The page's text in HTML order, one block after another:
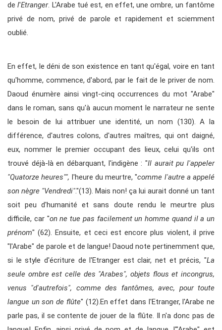
del'Etranger. L'Arabe tué est, en effet, une ombre, un fantôme
privé de nom, privé de parole et rapidement et sciemment
oublié.
En effet, le déni de son existence en tant qu'égal, voire en tant
qu'homme, commence, d'abord, par le fait de le priver de nom.
Daoud énumère ainsi vingt-cinq occurrences du mot "Arabe"
dans le roman, sans qu'à aucun moment le narrateur ne sente
le besoin de lui attribuer une identité, un nom (130). A la
différence, d'autres colons, d'autres maîtres, qui ont daigné,
eux, nommer le premier occupant des lieux, celui qu'ils ont
trouvé déjà-là en débarquant, l'indigène : "Il aurait pu l'appeler
"Quatorze heures"", l'heure du meurtre, "comme l'autre a appelé
son nègre "Vendredi"."(13). Mais non! ça lui aurait donné un tant
soit peu d'humanité et sans doute rendu le meurtre plus
difficile, car "on ne tue pas facilement un homme quand il a un
prénom" (62). Ensuite, et ceci est encore plus violent, il prive
"l'Arabe" de parole et de langue! Daoud note pertinemment que,
si le style d'écriture de l'Etranger est clair, net et précis, "La
seule ombre est celle des "Arabes", objets flous et incongrus,
venus "d'autrefois", comme des fantômes, avec, pour toute
langue un son de flûte" (12).En effet dans l'Etranger, l'Arabe ne
parle pas, il se contente de jouer de la flûte. Il n'a donc pas de